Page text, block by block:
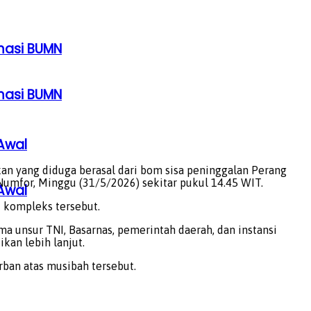
BUMN
BUMN
yang diduga berasal dari bom sisa peninggalan Perang
Minggu (31/5/2026) sekitar pukul 14.45 WIT.
kompleks tersebut.
unsur TNI, Basarnas, pemerintah daerah, dan instansi
lebih lanjut.
atas musibah tersebut.